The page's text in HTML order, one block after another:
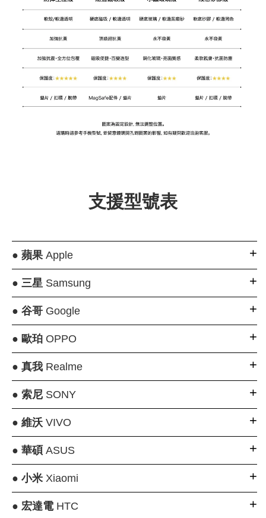
支援型號表
● 蘋果Apple
● 三星Samsung
● 谷哥Google
● 歐珀OPPO
● 真我Realme
● 索尼SONY
● 維沃VIVO
● 華碩 ASUS
● 小米Xiaomi
● 宏達電HTC